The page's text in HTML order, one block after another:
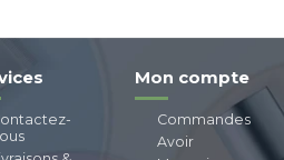
Mon compte
Commandes
Avoir